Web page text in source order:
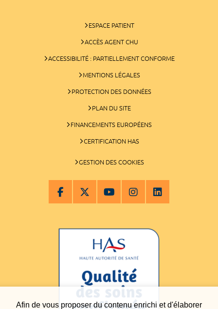
Afin de vous proposer du contenu enrichi et d'élaborer
ESPACE PATIENT
ACCÈS AGENT CHU
ACCESSIBILITÉ : PARTIELLEMENT CONFORME
MENTIONS LÉGALES
PROTECTION DES DONNÉES
PLAN DU SITE
FINANCEMENTS EUROPÉENS
CERTIFICATION HAS
GESTION DES COOKIES